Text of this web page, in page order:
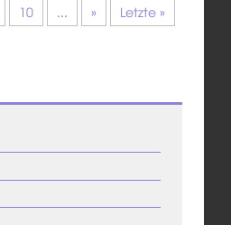
10 ... » Letzte »